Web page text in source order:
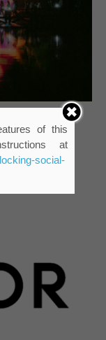
Summer
editia
of this
at
social-